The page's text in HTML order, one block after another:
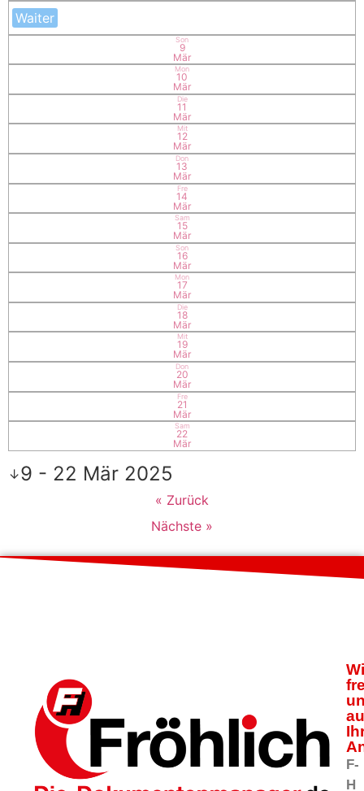
Waiter
Son
9
Mär
Mon
10
Mär
Die
11
Mär
Mit
12
Mär
Don
13
Mär
Fre
14
Mär
Sam
15
Mär
Son
16
Mär
Mon
17
Mär
Die
18
Mär
Mit
19
Mär
Don
20
Mär
Fre
21
Mär
Sam
22
Mär
↓9 - 22 Mär 2025
« Zurück
Nächste »
F-
H